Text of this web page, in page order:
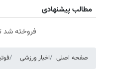
مطالب پیشنهادی
فروخته شد
صفحه اصلی اخبار ورزشی